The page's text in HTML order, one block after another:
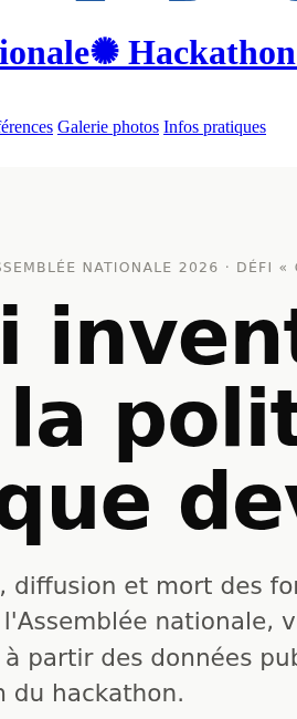
✺ Hackathon
Galerie photos Infos pratiques